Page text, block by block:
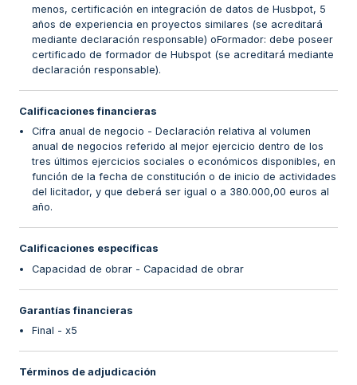
menos, certificación en integración de datos de Husbpot, 5
años de experiencia en proyectos similares (se acreditará
mediante declaración responsable) oFormador: debe poseer
certificado de formador de Hubspot (se acreditará mediante
declaración responsable).
Calificaciones financieras
Cifra anual de negocio - Declaración relativa al volumen
anual de negocios referido al mejor ejercicio dentro de los
tres últimos ejercicios sociales o económicos disponibles, en
función de la fecha de constitución o de inicio de actividades
del licitador, y que deberá ser igual o a 380.000,00 euros al
año.
Calificaciones específicas
Capacidad de obrar - Capacidad de obrar
Garantías financieras
Final - x5
Términos de adjudicación